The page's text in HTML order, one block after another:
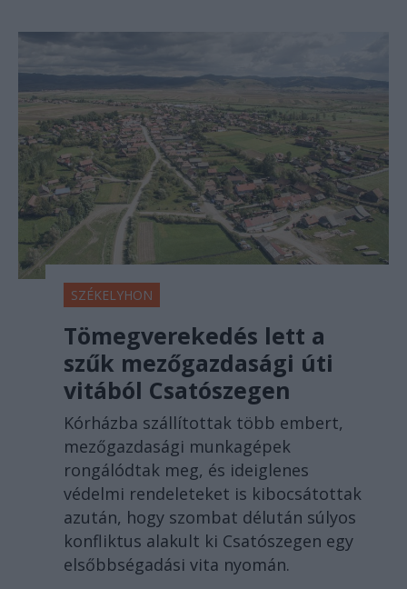
SZÉKELYHON
Tömegverekedés lett a
szűk mezőgazdasági úti
vitából Csatószegen
Kórházba szállítottak több embert,
mezőgazdasági munkagépek
rongálódtak meg, és ideiglenes
védelmi rendeleteket is kibocsátottak
azután, hogy szombat délután súlyos
konfliktus alakult ki Csatószegen egy
elsőbbségadási vita nyomán.